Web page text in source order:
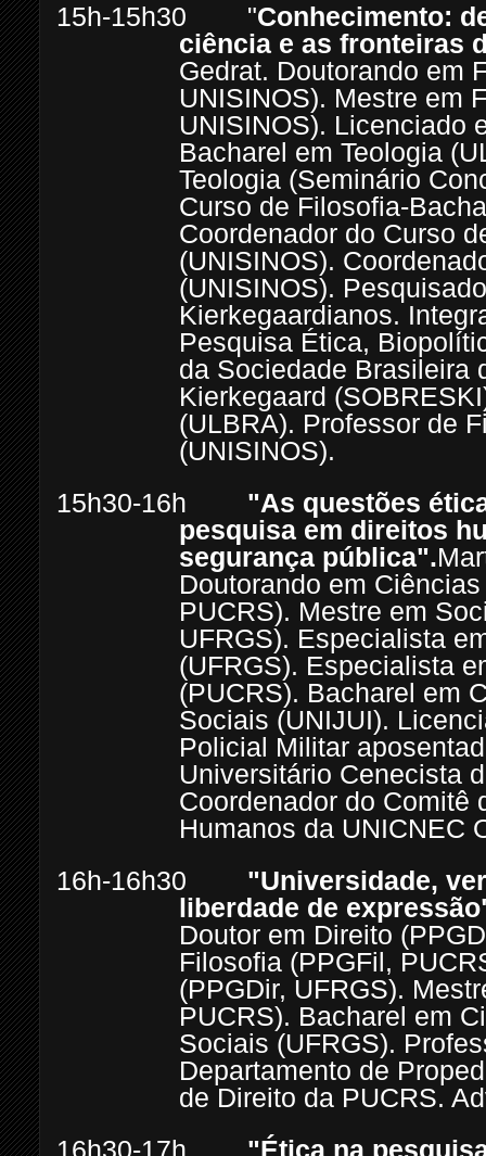
15h-15h30 "Conhecimento:
ciência e as fronteiras
Gedrat. Doutorando em
UNISINOS). Mestre em
UNISINOS). Licenciado
Bacharel em Teologia
Teologia (Seminário
Curso de Filosofia-
Coordenador do Curso
(UNISINOS).
(UNISINOS).
Kierkegaardianos.
Pesquisa Ética,
da Sociedade Brasileira
Kierkegaard
(ULBRA). Professor de
(UNISINOS).
15h30-16h "As questões
pesquisa em direitos
segurança pública".
Doutorando em
PUCRS). Mestre em
UFRGS). Especialista
(UFRGS). Especialista
(PUCRS). Bacharel em
Sociais (UNIJUI).
Policial Militar
Universitário Cenecista
Coordenador do Comitê
Humanos da UNICNEC
16h-16h30 "Universidade,
liberdade de
Doutor em Direito
Filosofia (PPGFil,
(PPGDir, UFRGS).
PUCRS). Bacharel em
Sociais (UFRGS).
Departamento de
de Direito da PUCRS.
16h30-17h "Ética na